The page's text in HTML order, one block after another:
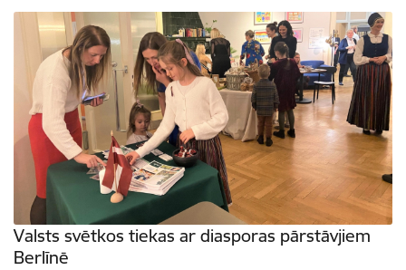
Valsts svētkos tiekas ar diasporas pārstāvjiem
Berlīnē